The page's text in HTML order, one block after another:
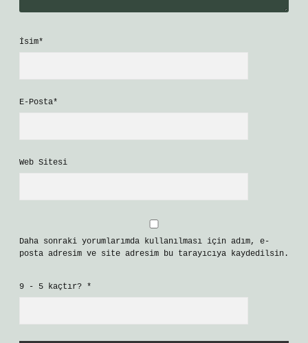
İsim*
E-Posta*
Web Sitesi
Daha sonraki yorumlarımda kullanılması için adım, e-
posta adresim ve site adresim bu tarayıcıya kaydedilsin.
9 - 5 kaçtır? *